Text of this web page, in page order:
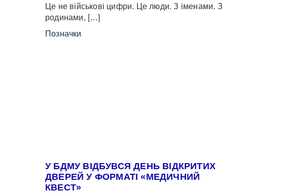
Це не військові цифри. Це люди. З іменами. З
родинами, […]
Позначки
У БДМУ ВІДБУВСЯ ДЕНЬ ВІДКРИТИХ
ДВЕРЕЙ У ФОРМАТІ «МЕДИЧНИЙ
КВЕСТ»